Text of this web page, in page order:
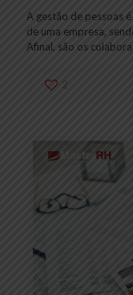
A gestão de pessoas
de uma empresa,
Afinal, são os
2